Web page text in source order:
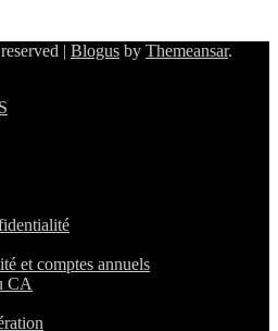
| Blogus by Themeansar.
et comptes annuels
CA